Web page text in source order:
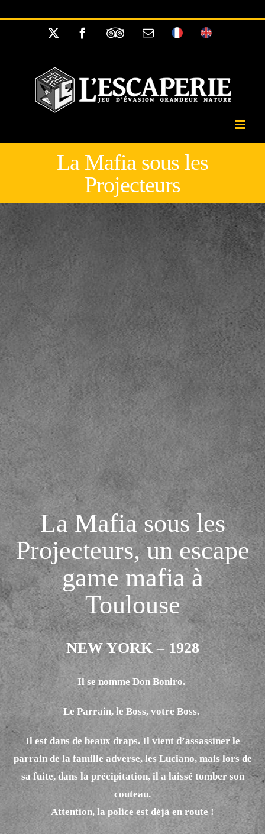
X Facebook
TripadvisorEmailFrançaisEnglish
La Mafia sous les
Projecteurs
La Mafia sous les
Projecteurs, un escape
game mafia à
Toulouse
NEW YORK – 1928
Il se nomme Don Boniro.
Le Parrain, le Boss, votre Boss.
Il est dans de beaux draps. Il vient d’assassiner le
parrain de la famille adverse, les Luciano, mais lors de
sa fuite, dans la précipitation, il a laissé tomber son
couteau.
Attention, la police est déjà en route !